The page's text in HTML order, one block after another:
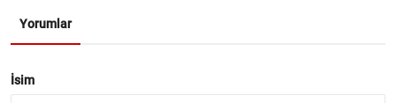
Yorumlar
İsim